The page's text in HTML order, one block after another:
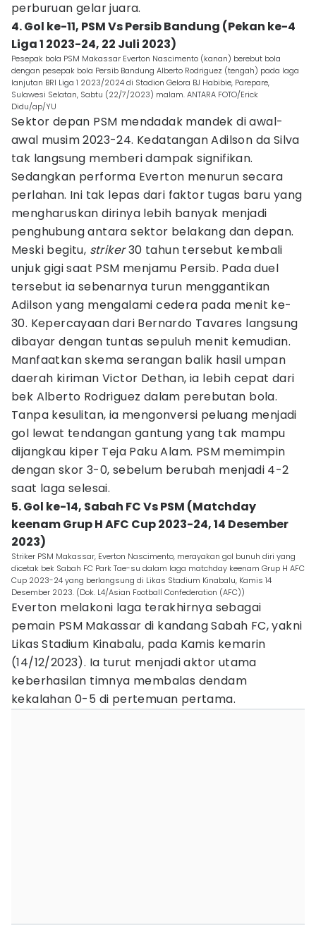
perburuan gelar juara.
4. Gol ke-11, PSM Vs Persib Bandung (Pekan ke-4
Liga 1 2023-24, 22 Juli 2023)
Pesepak bola PSM Makassar Everton Nascimento (kanan) berebut bola
dengan pesepak bola Persib Bandung Alberto Rodriguez (tengah) pada laga
lanjutan BRI Liga 1 2023/2024 di Stadion Gelora BJ Habibie, Parepare,
Sulawesi Selatan, Sabtu (22/7/2023) malam. ANTARA FOTO/Erick
Didu/ap/YU
Sektor depan PSM mendadak mandek di awal-
awal musim 2023-24. Kedatangan Adilson da Silva
tak langsung memberi dampak signifikan.
Sedangkan performa Everton menurun secara
perlahan. Ini tak lepas dari faktor tugas baru yang
mengharuskan dirinya lebih banyak menjadi
penghubung antara sektor belakang dan depan.
Meski begitu, striker30 tahun tersebut kembali
unjuk gigi saat PSM menjamu Persib. Pada duel
tersebut ia sebenarnya turun menggantikan
Adilson yang mengalami cedera pada menit ke-
30. Kepercayaan dari Bernardo Tavares langsung
dibayar dengan tuntas sepuluh menit kemudian.
Manfaatkan skema serangan balik hasil umpan
daerah kiriman Victor Dethan, ia lebih cepat dari
bek Alberto Rodriguez dalam perebutan bola.
Tanpa kesulitan, ia mengonversi peluang menjadi
gol lewat tendangan gantung yang tak mampu
dijangkau kiper Teja Paku Alam. PSM memimpin
dengan skor 3-0, sebelum berubah menjadi 4-2
saat laga selesai.
5. Gol ke-14, Sabah FC Vs PSM (Matchday
keenam Grup H AFC Cup 2023-24, 14 Desember
2023)
Striker PSM Makassar, Everton Nascimento, merayakan gol bunuh diri yang
dicetak bek Sabah FC Park Tae-su dalam laga matchday keenam Grup H AFC
Cup 2023-24 yang berlangsung di Likas Stadium Kinabalu, Kamis 14
Desember 2023. (Dok. L4/Asian Football Confederation (AFC))
Everton melakoni laga terakhirnya sebagai
pemain PSM Makassar di kandang Sabah FC, yakni
Likas Stadium Kinabalu, pada Kamis kemarin
(14/12/2023). Ia turut menjadi aktor utama
keberhasilan timnya membalas dendam
kekalahan 0-5 di pertemuan pertama.